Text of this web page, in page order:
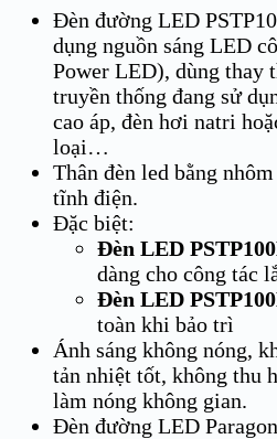
Đèn đường LED
dụng nguồn sáng LED
Power LED), dùng thay
truyền thống đang sử
cao áp, đèn hơi natri
loại…
Thân đèn led bằng
tĩnh điện.
Đặc biệt:
Đèn LED
dàng cho công tác
Đèn LED
toàn khi bảo trì
Ánh sáng không nóng,
tản nhiệt tốt, không thu
làm nóng không gian.
Đèn đường LED